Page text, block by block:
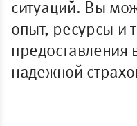
ситуаций. Вы
опыт, ресурсы и
надежной